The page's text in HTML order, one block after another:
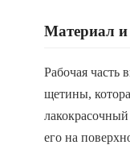
Материал и
Рабочая часть
щетины,
его на